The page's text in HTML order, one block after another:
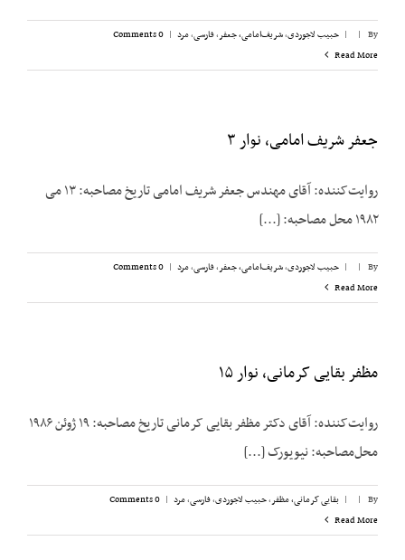
By
|
| حبیب لاجوردی,شریف‌امامی، جعفر,فارسی,مرد |
0 Comments
Read More
جعفر شریف امامی، نوار ۳
روایت‌کننده: آقای مهندس جعفر شریف امامی تاریخ مصاحبه: ۱۳ می
۱۹۸۲ محل مصاحبه: [...]
By
|
| حبیب لاجوردی,شریف‌امامی، جعفر,فارسی,مرد |
0 Comments
Read More
مظفر بقایی کرمانی، نوار ۱۵
روایت‌کننده: آقای دکتر مظفر بقایی کرمانی تاریخ مصاحبه: ۱۹ ژوئن ۱۹۸۶
محل‌مصاحبه: نیویورک [...]
By
|
| بقایی کرمانی، مظفر,حبیب لاجوردی,فارسی,مرد |
0 Comments
Read More